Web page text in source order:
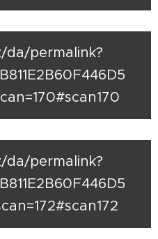
da/permalink?
da/permalink?